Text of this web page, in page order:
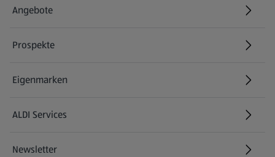
Angebote
Prospekte
Eigenmarken
ALDI Services
Newsletter